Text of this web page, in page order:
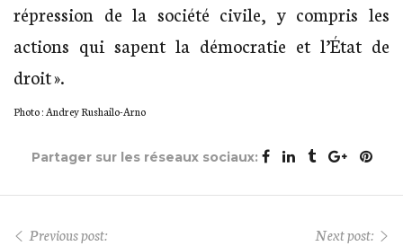
répression de la société civile, y compris les
actions qui sapent la démocratie et l’État de
droit ».
Photo : Andrey Rushailo-Arno
Partager sur les réseaux sociaux:
Previous post: Next post: